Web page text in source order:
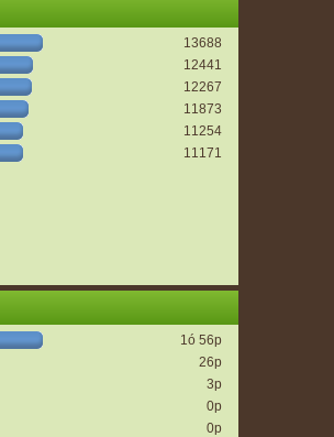
13688
12441
12267
11873
11254
11171
1ó 56p
26p
3p
0p
0p